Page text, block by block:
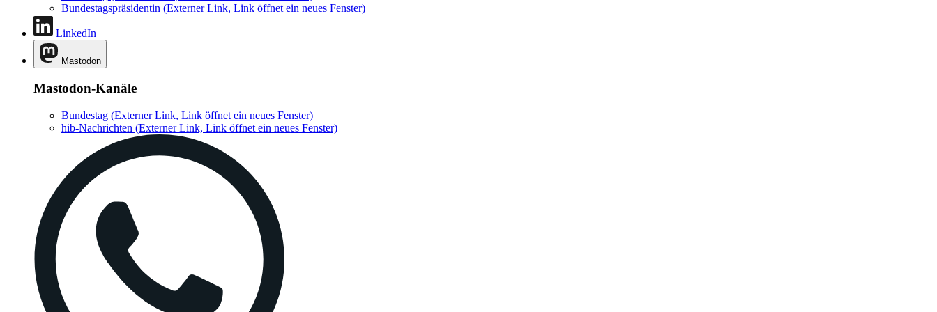
Bundestagspräsidentin (Externer Link, Link öffnet ein neues Fenster)
LinkedIn
Mastodon
Mastodon-Kanäle
Bundestag (Externer Link, Link öffnet ein neues Fenster)
hib-Nachrichten (Externer Link, Link öffnet ein neues Fenster)